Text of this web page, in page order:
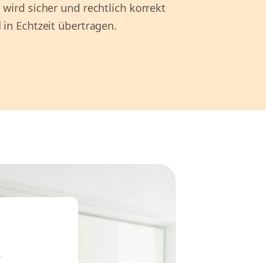
sicher und rechtlich korrekt
Echtzeit übertragen.